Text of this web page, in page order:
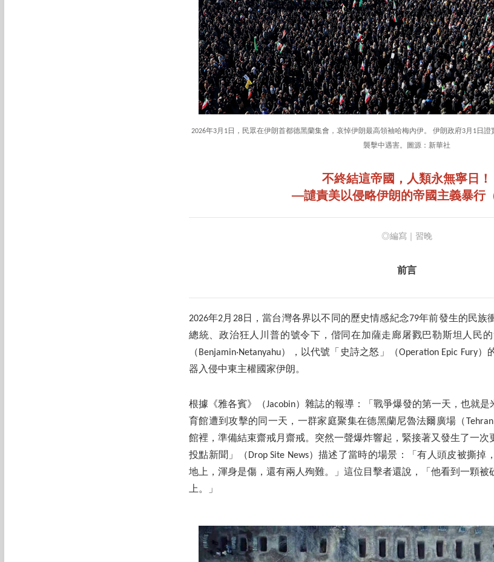
2026年3月1日，民眾在伊朗首都德黑蘭集會，哀悼伊朗最高領袖哈梅內伊。 伊朗政府3月1日
襲擊中遇害。圖源：新華社
不終結這帝國，人類永無寧日！
──譴責美以侵略伊朗的帝國主義暴行
◎編寫｜習晚
前言
2026年2月28日，當台灣各界以不同的歷史情感紀念79年前發生的民族
總統、政治狂人川普的號令下，偕同在加薩走廊屠戮巴勒斯坦人民
（Benjamin‧Netanyahu），以代號「史詩之怒」（Operation Epic Fury
器入侵中東主權國家伊朗。
根據《雅各賓》（Jacobin）雜誌的報導：「戰爭爆發的第一天，也就
育館遭到攻擊的同一天，一群家庭聚集在德黑蘭尼魯法爾廣場（
館裡，準備結束齋戒月齋戒。突然一聲爆炸響起，緊接著又發生了一次
投點新聞」（Drop Site News）描述了當時的場景：「有人頭皮被撕掉
地上，渾身是傷，還有兩人殉難。」這位目擊者還說，「他看到一顆被
上。」